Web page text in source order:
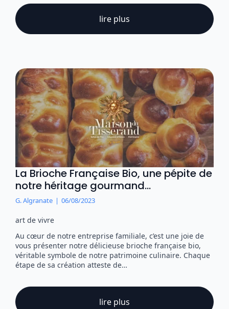
lire plus
La Brioche Française Bio, une pépite de
notre héritage gourmand…
G. Algranate 06/08/2023
art de vivre
Au cœur de notre entreprise familiale, c’est une joie de
vous présenter notre délicieuse brioche française bio,
véritable symbole de notre patrimoine culinaire. Chaque
étape de sa création atteste de…
lire plus